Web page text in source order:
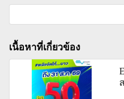
เนื้อหาที่เกี่ยวข้อง